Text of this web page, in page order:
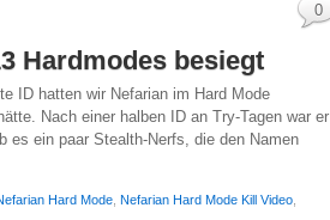
Hardmodes besiegt
ID hatten wir Nefarian im Hard Mode
Nach einer halben ID an Try-Tagen war er
es ein paar Stealth-Nerfs, die den Namen
0
Hard Mode Nefarian Hard Mode Kill Video